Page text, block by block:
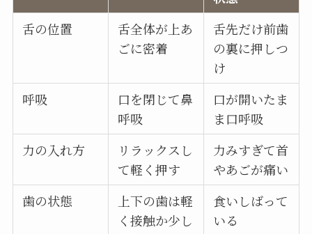
舌の位置
舌全体が上あ
ごに密着
舌先だけ前歯
の裏に押しつ
け
呼吸
口を閉じて鼻
呼吸
口が開いたま
ま口呼吸
力の入れ方
リラックスし
て軽く押す
力みすぎて首
やあごが痛い
歯の状態
上下の歯は軽
く接触か少し
食いしばって
いる